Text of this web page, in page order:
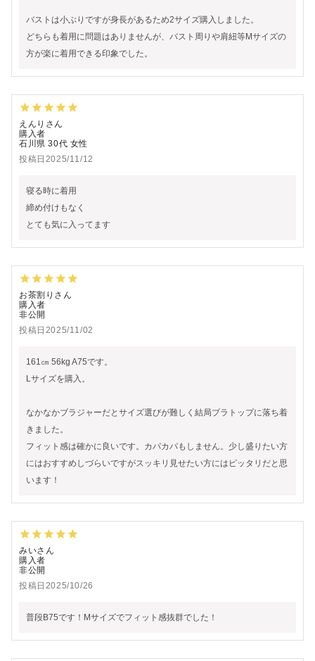
バストは小ぶりですが身長があるため2サイズ購入しました。
どちらも着用に問題はありませんが、バスト周りや肩紐等Mサイズの
方が楽に着用できる印象でした。
えんり
購入者
石川県 30代 女性
投稿日 2025/11/12
寝る時に着用
締め付けもなく
とても気に入ってます
お茶割り
購入者
非公開
投稿日 2025/11/02
161㎝ 56kg A75です。
Lサイズを購入。
なかなかブラジャーだとサイズ選びが難しく結局ブラトップに落ち着
きました。
フィット感は確かに良いです。カパカパもしません。少し盛りたい方
にはおすすめしづらいですがスッキリ見せたい方にはピッタリだと思
みい
購入者
非公開
投稿日 2025/10/26
普段B75です！Mサイズでフィット感抜群でした！